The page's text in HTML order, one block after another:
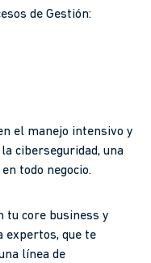
de Gestión:
el manejo intensivo y
ciberseguridad, una
todo negocio.
tu core business y
expertos, que te
línea de